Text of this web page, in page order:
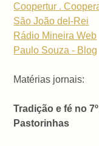
Coopertur .
São João del-Rei
Rádio Mineira Web
Paulo Souza - Blog
Matérias jornais:
Tradição e fé no
Pastorinhas